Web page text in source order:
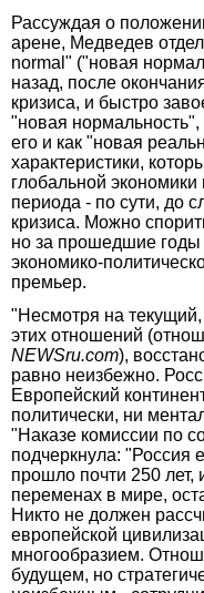
Рассуждая о
арене, Медведев
normal" ("новая
назад, после
кризиса, и быстро
"новая
его и как "новая
характеристики,
глобальной
периода - по сути, до
кризиса. Можно
но за прошедшие годы
экономико-
премьер.
"Несмотря на
этих отношений
NEWSru.com),
равно неизбежно.
Европейский
политически, ни
"Наказе комиссии по
подчеркнула: "Россия
прошло почти 250 лет,
переменах в мире,
Никто не должен
европейской
многообразием.
будущем, но